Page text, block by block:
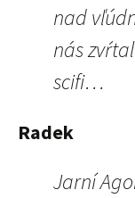
nad
nás
scifi…
Radek
Jarní